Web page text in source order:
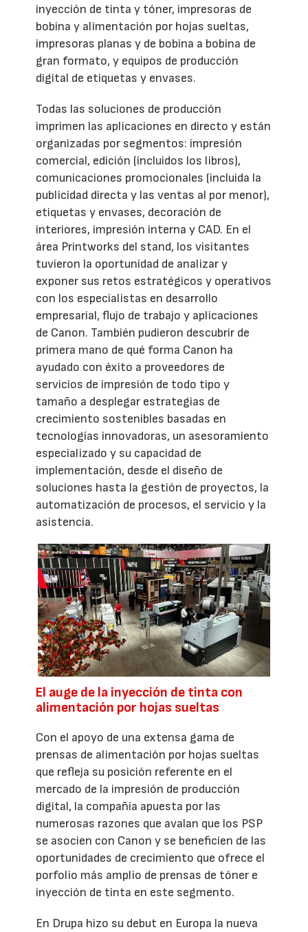
inyección de tinta y tóner, impresoras de
bobina y alimentación por hojas sueltas,
impresoras planas y de bobina a bobina de
gran formato, y equipos de producción
digital de etiquetas y envases.
Todas las soluciones de producción
imprimen las aplicaciones en directo y están
organizadas por segmentos: impresión
comercial, edición (incluidos los libros),
comunicaciones promocionales (incluida la
publicidad directa y las ventas al por menor),
etiquetas y envases, decoración de
interiores, impresión interna y CAD. En el
área Printworks del stand, los visitantes
tuvieron la oportunidad de analizar y
exponer sus retos estratégicos y operativos
con los especialistas en desarrollo
empresarial, flujo de trabajo y aplicaciones
de Canon. También pudieron descubrir de
primera mano de qué forma Canon ha
ayudado con éxito a proveedores de
servicios de impresión de todo tipo y
tamaño a desplegar estrategias de
crecimiento sostenibles basadas en
tecnologías innovadoras, un asesoramiento
especializado y su capacidad de
implementación, desde el diseño de
soluciones hasta la gestión de proyectos, la
automatización de procesos, el servicio y la
asistencia.
El auge de la inyección de tinta con
alimentación por hojas sueltas
Con el apoyo de una extensa gama de
prensas de alimentación por hojas sueltas
que refleja su posición referente en el
mercado de la impresión de producción
digital, la compañía apuesta por las
numerosas razones que avalan que los PSP
se asocien con Canon y se beneficien de las
oportunidades de crecimiento que ofrece el
porfolio más amplio de prensas de tóner e
inyección de tinta en este segmento.
En Drupa hizo su debut en Europa la nueva